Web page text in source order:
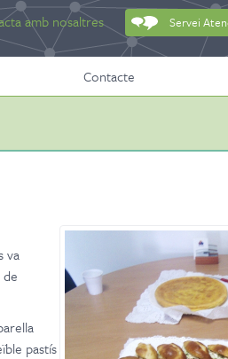
amb nosaltres Servei
Contacte
va
pastís